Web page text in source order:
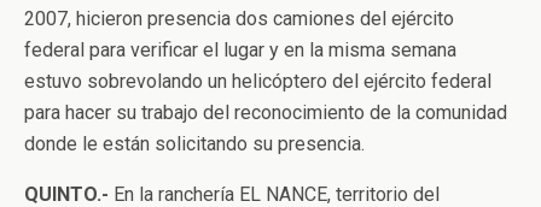
2007, hicieron presencia dos camiones del ejército
federal para verificar el lugar y en la misma semana
estuvo sobrevolando un helicóptero del ejército federal
para hacer su trabajo del reconocimiento de la comunidad
donde le están solicitando su presencia.
QUINTO.- En la ranchería EL NANCE, territorio del